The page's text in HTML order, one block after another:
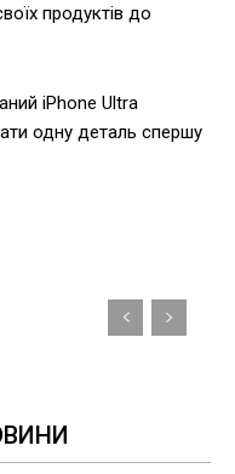
продуктів до
iPhone Ultra
одну деталь спершу